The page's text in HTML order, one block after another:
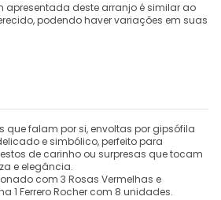
apresentada deste arranjo é similar ao
podendo haver variações em suas
que falam por si, envoltas por gipsófila
e simbólico, perfeito para
de carinho ou surpresas que tocam
e elegância.
com 3 Rosas Vermelhas e
1 Ferrero Rocher com 8 unidades.